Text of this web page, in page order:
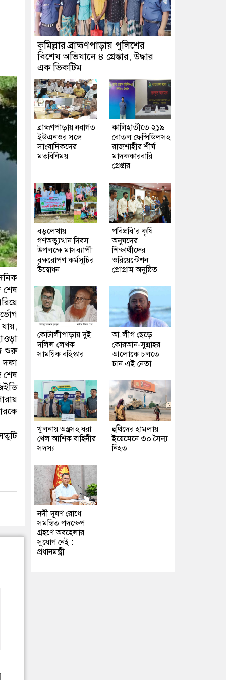
শেষ
শুরু
দফা
শেষ
কুমিল্লার ব্রাহ্মণপাড়ায় পুলিশের
বিশেষ অভিযানে ৪ গ্রেপ্তার, উদ্ধার
এক ভিকটিম
ব্রাহ্মণপাড়ায় নবাগত
ইউএনওর সঙ্গে
সাংবাদিকদের
মতবিনিময়
কালিহাতীতে ২১৯
বোতল ফেন্সিডিলসহ
রাজশাহীর শীর্ষ
মাদককারবারি
গ্রেপ্তার
বড়লেখায়
গণঅভ্যুত্থান দিবস
উপলক্ষে মাসব্যাপী
বৃক্ষরোপণ কর্মসূচির
উদ্বোধন
পবিপ্রবি’র কৃষি
অনুষদের
শিক্ষার্থীদের
ওরিয়েন্টেশন
প্রোগ্রাম অনুষ্ঠিত
কোটালীপাড়ায় দুই
দলিল লেখক
সাময়িক বহিস্কার
আ.লীগ ছেড়ে
কোরআন-সুন্নাহর
আলোকে চলতে
চান এই নেতা
খুলনায় অস্ত্রসহ ধরা
খেল আশিক বাহিনীর
সদস্য
হুথিদের হামলায়
ইয়েমেনে ৩০ সৈন্য
নিহত
নদী দূষণ রোধে
সমন্বিত পদক্ষেপ
গ্রহণে অবহেলার
সুযোগ নেই :
প্রধানমন্ত্রী